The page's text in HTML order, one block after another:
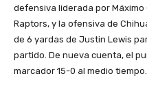
defensiva liderada por
Raptors, y la ofensiva de
de 6 yardas de Justin Lewis
partido. De nueva cuenta, el
marcador 15-0 al medio tiempo.